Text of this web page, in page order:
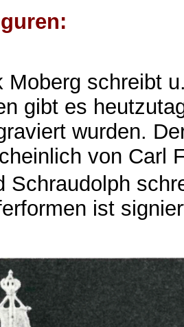
Moberg schreibt
gibt es
wurden.
von Carl
Schraudolph
ist